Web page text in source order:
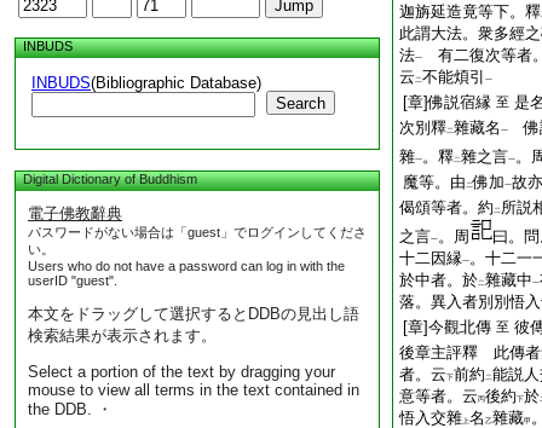
INBUDS
INBUDS(Bibliographic Database)
Search
Digital Dictionary of Buddhism
電子佛教辭典
パスワードがない場合は「guest」でログインしてくださ
い。
Users who do not have a password can log in with the
userID "guest".
本文をドラッグして選択するとDDBの見出し語
検索結果が表示されます。
Select a portion of the text by dragging your
mouse to view all terms in the text contained in
the DDB. ・
迦旃延造竟等下。釋
此謂大法。衆多經
法一
有二復次等者
云 二不能煩引 一
[章]佛説宿縁 至 是
次別釋二雜藏名 一
佛
雜一。釋二雜之言一。
魔等。由 二佛加一故
偈頌等者。約 二 所説
之言一。周
曰。
十二因縁一。十二一
於中者。於二雜藏中一
落。異入者別別悟
[章]今觀北傳 至 彼
後章主評釋 此傳
者。云下前約 二能説
意等者。云丙後約下於
悟入交雜 上名 乙雜藏甲